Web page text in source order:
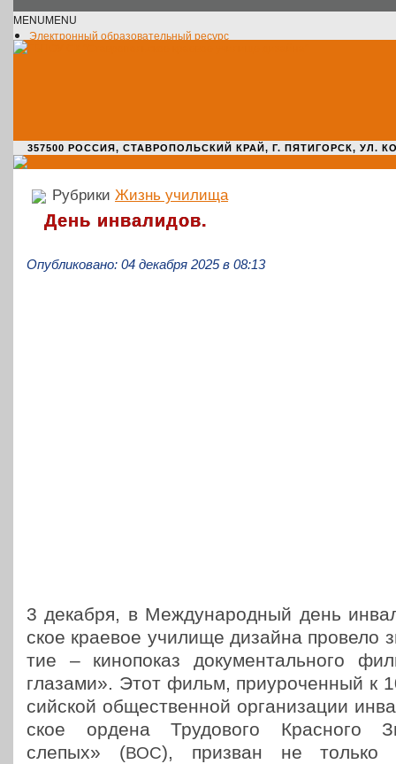
MENUMENU
Электронный образовательный ресурс
357500 РОССИЯ, СТАВРОПОЛЬСКИЙ КРАЙ, Г. ПЯТИГОРСК, УЛ.
Рубрики Жизнь училища
День инвалидов.
Опубликовано: 04 декабря 2025 в 08:13
3 декабря, в Меж­ду­на­род­ный день
ское краевое училище дизайна провело
тие – кино­по­каз доку­мен­таль­но­го
глазами». Этот фильм, при­уро­чен­ный к
сий­ской обще­ствен­ной орга­ни­за­ции
ское ордена Тру­до­во­го Крас­но­го
слепых» (ВОС), призван не только